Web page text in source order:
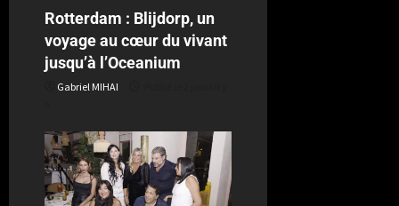
Rotterdam : Blijdorp, un
voyage au cœur du vivant
jusqu’à l’Oceanium
Gabriel MIHAI